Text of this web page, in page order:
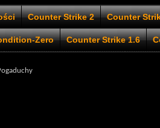
Counter Strike 2 Counter
Zero Counter Strike 1.6